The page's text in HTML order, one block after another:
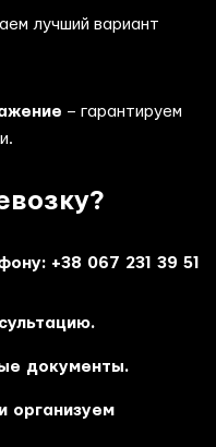
лучший вариант
– гарантируем
+38 067 231 39 51
документы.
организуем